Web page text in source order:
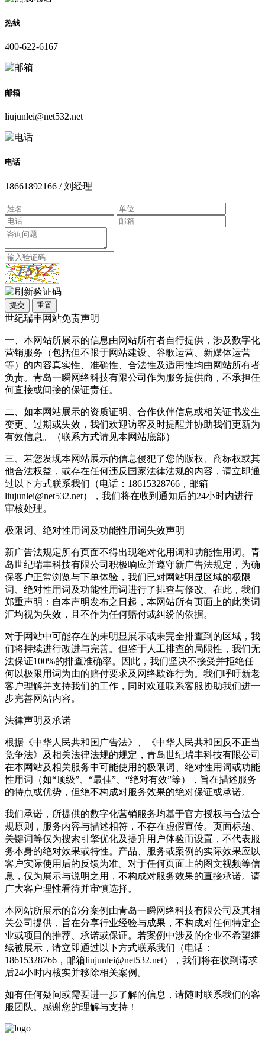
热线
400-622-6167
邮箱
liujunlei@net532.net
电话
18661892166 / 刘经理
提交 重置
世纪瑞丰网站免责声明
一、本网站所展示的信息由网站所有者自行提供，涉及数字化
营销服务（包括但不限于网站建设、谷歌运营、新媒体运营
等）的内容真实性、准确性、合法性及适用性均由网站所有者
负责。青岛一瞬网络科技有限公司作为服务提供商，不承担任
何直接或间接的保证责任。
二、如本网站展示的资质证明、合作伙伴信息或相关证书发生
变更、过期或失效，我们欢迎访客及时提醒并协助我们更新为
有效信息。（联系方式请见本网站底部）
三、若您发现本网站展示的信息侵犯了您的版权、商标权或其
他合法权益，或存在任何违反国家法律法规的内容，请立即通
过以下方式联系我们（电话：18615328766，邮箱
liujunlei@net532.net），我们将在收到通知后的24小时内进行
审核处理。
极限词、绝对性用词及功能性用词失效声明
新广告法规定所有页面不得出现绝对化用词和功能性用词。青
岛世纪瑞丰科技有限公司积极响应并遵守新广告法规定，为确
保客户正常浏览与下单体验，我们已对网站明显区域的极限
词、绝对性用词及功能性用词进行了排查与修改。在此，我们
郑重声明：自本声明发布之日起，本网站所有页面上的此类词
汇均视为失效，且不作为任何赔付或纠纷的依据。
对于网站中可能存在的未明显展示或未完全排查到的区域，我
们将持续进行改进与完善。但鉴于人工排查的局限性，我们无
法保证100%的排查准确率。因此，我们坚决不接受并拒绝任
何以极限用词为由的赔付要求及网络欺诈行为。我们呼吁新老
客户理解并支持我们的工作，同时欢迎联系客服协助我们进一
步完善网站内容。
法律声明及承诺
根据《中华人民共和国广告法》、《中华人民共和国反不正当
竞争法》及相关法律法规的规定，青岛世纪瑞丰科技有限公司
在本网站及相关服务中可能使用的极限词、绝对性用词或功能
性用词（如“顶级”、“最佳”、“绝对有效”等），旨在描述服务
的特点或优势，但绝不构成对服务效果的绝对保证或承诺。
我们承诺，所提供的数字化营销服务均基于官方授权与合法合
规原则，服务内容与描述相符，不存在虚假宣传。页面标题、
关键词等仅为搜索引擎优化及提升用户体验而设置，不代表服
务本身的绝对效果或特性。产品、服务或案例的实际效果应以
客户实际使用后的反馈为准。对于任何页面上的图文视频等信
息，仅为展示与说明之用，不构成对服务效果的直接承诺。请
广大客户理性看待并审慎选择。
本网站所展示的部分案例由青岛一瞬网络科技有限公司及其相
关公司提供，旨在分享行业经验与成果，不构成对任何特定企
业或项目的推荐、承诺或保证。若案例中涉及的企业不希望继
续被展示，请立即通过以下方式联系我们（电话：
18615328766，邮箱liujunlei@net532.net），我们将在收到请求
后24小时内核实并移除相关案例。
如有任何疑问或需要进一步了解的信息，请随时联系我们的客
服团队。感谢您的理解与支持！